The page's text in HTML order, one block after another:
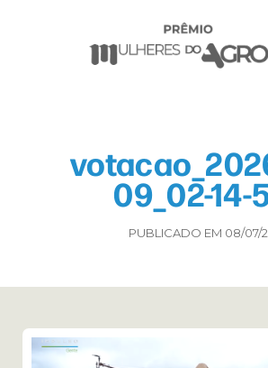
09_02-14-
PUBLICADO EM 08/07/